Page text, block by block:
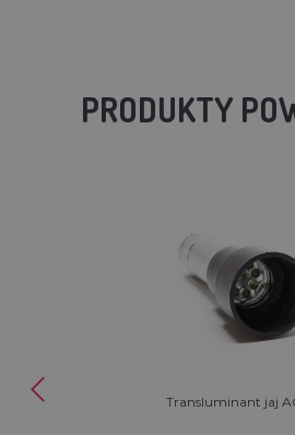
PRODUKTY
Transluminant jaj